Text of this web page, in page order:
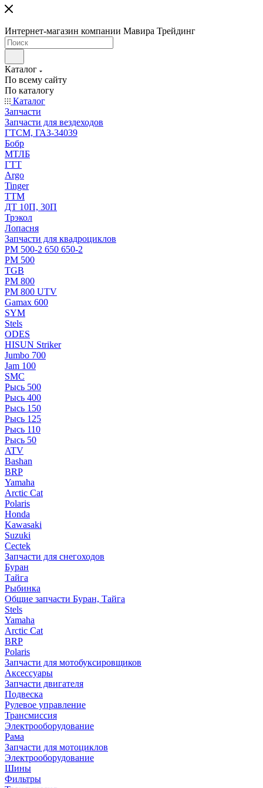
Интернет-магазин компании Мавира Трейдинг
Каталог
По всему сайту
По каталогу
Каталог
Запчасти
Запчасти для вездеходов
ГТСМ, ГАЗ-34039
Бобр
МТЛБ
ГТТ
Argo
Tinger
ТТМ
ДТ 10П, 30П
Трэкол
Лопасня
Запчасти для квадроциклов
РМ 500-2 650 650-2
РМ 500
TGB
РМ 800
РМ 800 UTV
Gamax 600
SYM
Stels
ОDЕS
HISUN Striker
Jumbo 700
Jam 100
SMC
Рысь 500
Рысь 400
Рысь 150
Рысь 125
Рысь 110
Рысь 50
ATV
Bashan
BRP
Yamaha
Arctic Cat
Polaris
Honda
Kawasaki
Suzuki
Cectek
Запчасти для снегоходов
Буран
Тайга
Рыбинка
Общие запчасти Буран, Тайга
Stels
Yamaha
Arctic Cat
BRP
Polaris
Запчасти для мотобуксировщиков
Аксессуары
Запчасти двигателя
Подвеска
Рулевое управление
Трансмиссия
Электрооборудование
Рама
Запчасти для мотоциклов
Электрооборудование
Шины
Фильтры